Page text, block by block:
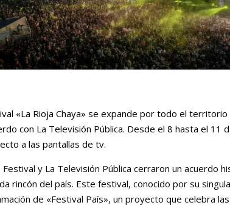
«La Rioja Chaya» se expande por todo el
con La Televisión Pública. Desde el 8 hasta el 11
a las pantallas de tv.
y La Televisión Pública cerraron un acuerdo
rincón del país. Este festival, conocido por su
de «Festival País», un proyecto que celebra